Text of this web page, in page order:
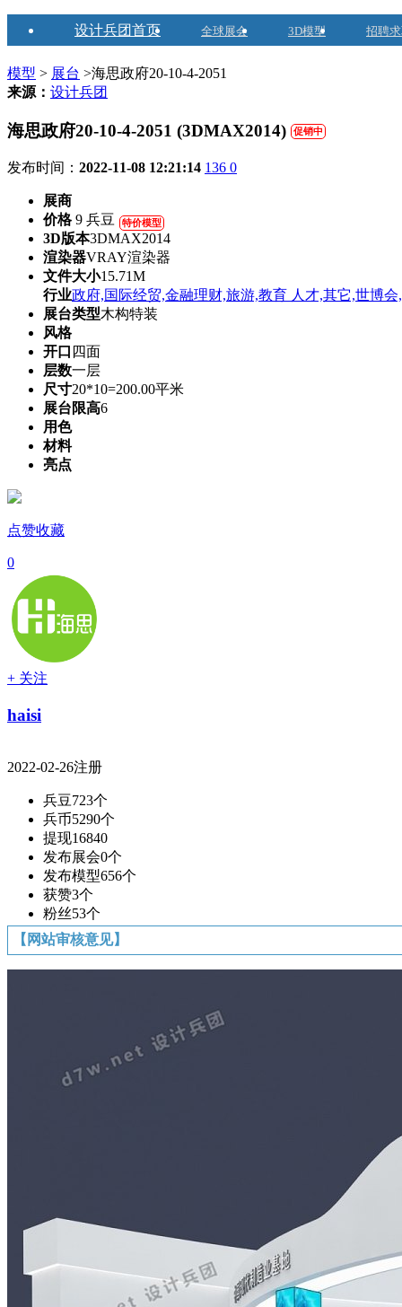
设计兵团首页 全球展会 3D模型 招聘
模型 > 展台 >海思政府20-10-4-2051
来源： 设计兵团
海思政府20-10-4-2051 (3DMAX2014) 促销中
发布时间： 2022-11-08 12:21:14 136 0
展商
价格9 兵豆 特价模型
3D版本3DMAX2014
渲染器VRAY渲染器
文件大小15.71M
行业政府,国际经贸,金融理财,旅游,教育 人才,其它,世博
展台类型木构特装
风格
开口 四面
层数一层
尺寸20*10=200.00平米
展台限高6
用色
材料
亮点
点赞收藏
0
+ 关注
haisi
2022-02-26注册
兵豆723个
兵币5290个
提现16840
发布展会0个
发布模型656个
获赞3个
粉丝53个
【网站审核意见】